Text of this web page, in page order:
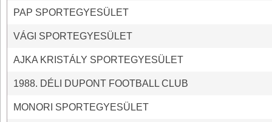
PAP SPORTEGYESÜLET
VÁGI SPORTEGYESÜLET
AJKA KRISTÁLY SPORTEGYESÜLET
1988. DÉLI DUPONT FOOTBALL CLUB
MONORI SPORTEGYESÜLET